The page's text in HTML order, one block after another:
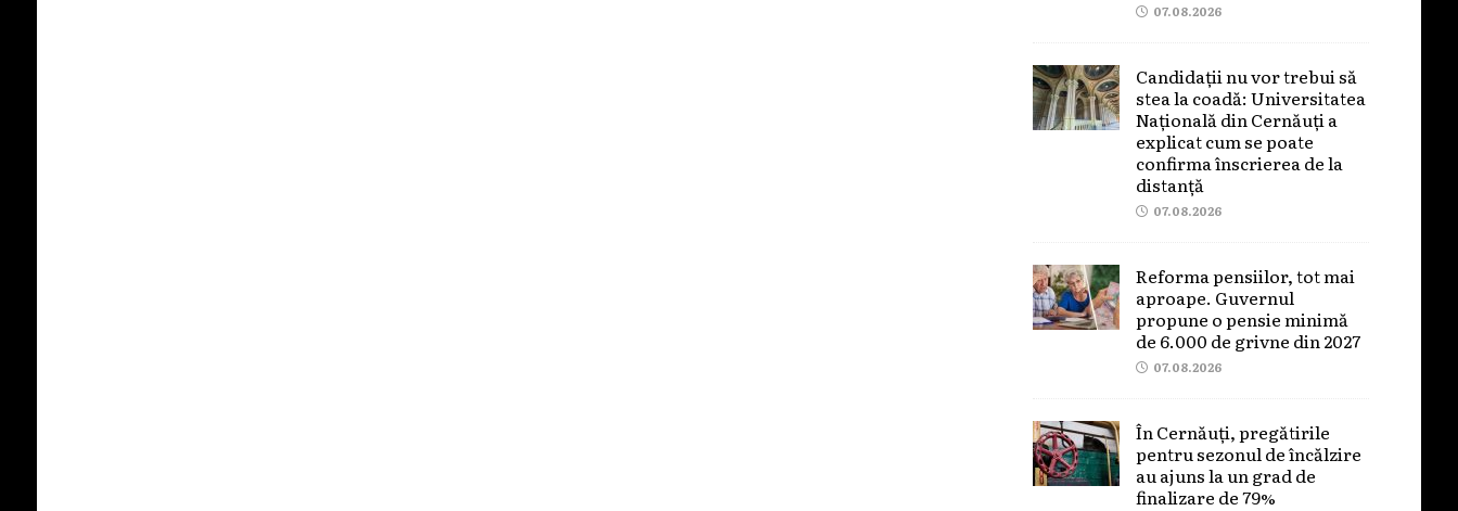
07.08.2026
Candidații nu vor trebui să
stea la coadă: Universitatea
Națională din Cernăuți a
explicat cum se poate
confirma înscrierea de la
distanță
07.08.2026
Reforma pensiilor, tot mai
aproape. Guvernul
propune o pensie minimă
de 6.000 de grivne din 2027
07.08.2026
În Cernăuți, pregătirile
pentru sezonul de încălzire
au ajuns la un grad de
finalizare de 79%